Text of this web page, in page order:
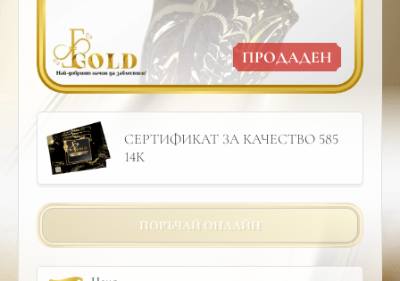
ПРОДАДЕН
СЕРТИФИКАТ ЗА КАЧЕСТВО 585
14К
ПОРЪЧАЙ ОНЛАЙН